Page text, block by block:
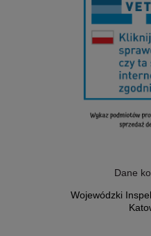
Dane
Wojewódzki